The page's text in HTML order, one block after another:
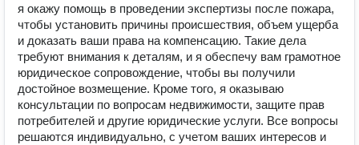
я окажу помощь в проведении экспертизы после пожара,
чтобы установить причины происшествия, объем ущерба
и доказать ваши права на компенсацию. Такие дела
требуют внимания к деталям, и я обеспечу вам грамотное
юридическое сопровождение, чтобы вы получили
достойное возмещение. Кроме того, я оказываю
консультации по вопросам недвижимости, защите прав
потребителей и другие юридические услуги. Все вопросы
решаются индивидуально, с учетом ваших интересов и